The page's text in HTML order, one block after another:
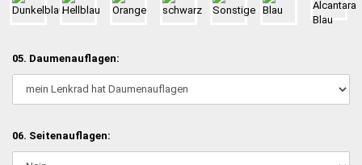
05. Daumenauflagen:
06. Seitenauflagen: